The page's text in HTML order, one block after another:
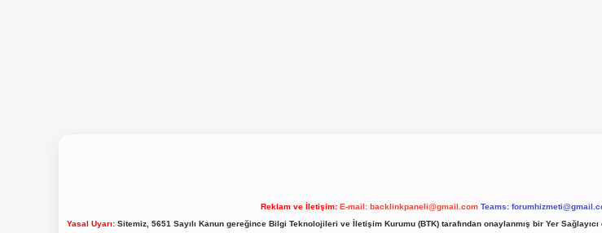
Reklam ve İletişim: E-mail: backlinkpaneli@gmail.com Teams:
Yasal Uyarı:Sitemiz, 5651 Sayılı Kanun gereğince Bilgi Teknolojileri ve İletişim Kurumu (BTK) tarafından onaylanmış bir Yer